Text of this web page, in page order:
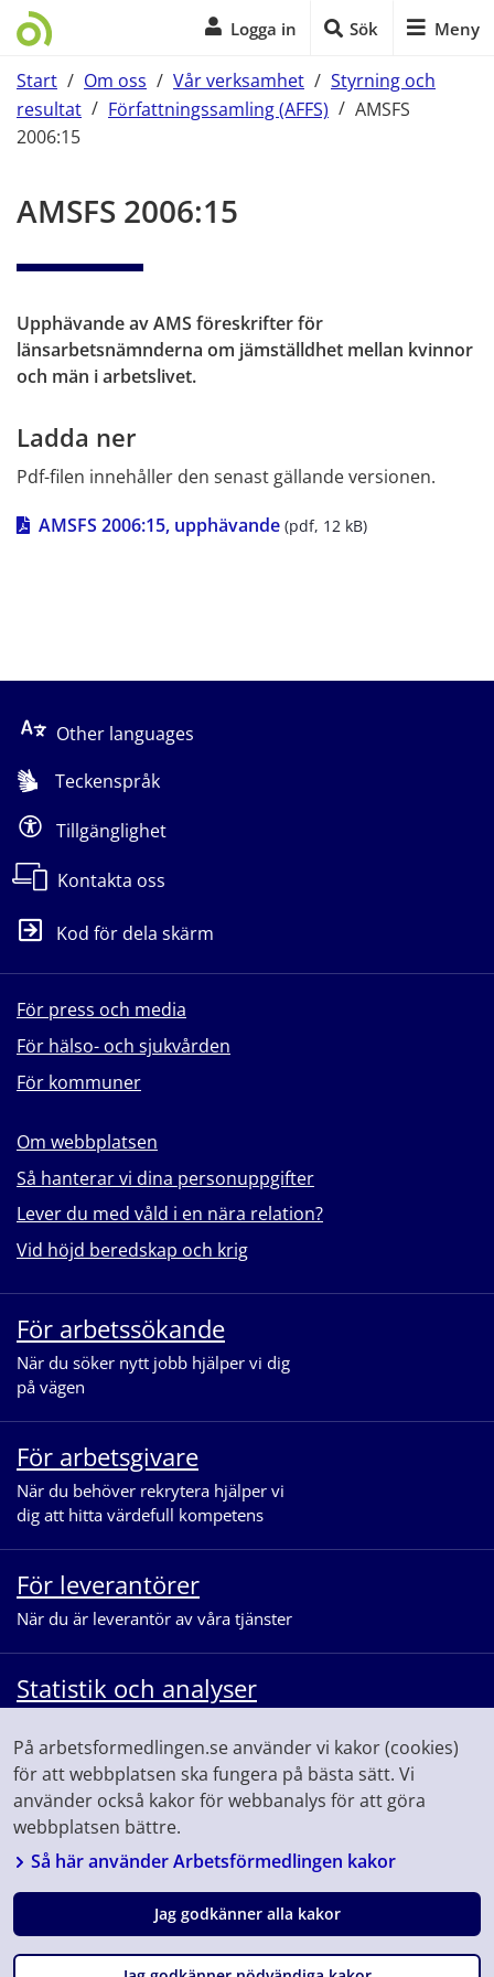
På arbetsformedlingen.se använder vi kakor (cookies)
för att webbplatsen ska fungera på bästa sätt. Vi
använder också kakor för webbanalys för att göra
webbplatsen bättre.
Så här använder Arbetsförmedlingen kakor
Jag godkänner alla kakor
Logga in Sök Meny
Start / Om oss / Vår verksamhet / Styrning och
resultat / Författningssamling (AFFS) / AMSFS
2006:15
AMSFS 2006:15
Upphävande av AMS föreskrifter för
länsarbetsnämnderna om jämställdhet mellan kvinnor
och män i arbetslivet.
Ladda ner
Pdf-filen innehåller den senast gällande versionen.
AMSFS 2006:15, upphävandepdf, 12 kB.
(pdf, 12 kB)
Other languages
Teckenspråk
Tillgänglighet
Kontakta oss
Kod för dela skärm
För press och media
För hälso- och sjukvården
För kommuner
Om webbplatsen
Så hanterar vi dina personuppgifter
Lever du med våld i en nära relation?
Vid höjd beredskap och krig
För arbetssökande
När du söker nytt jobb hjälper vi dig
på vägen
För arbetsgivare
När du behöver rekrytera hjälper vi
dig att hitta värdefull kompetens
För leverantörer
När du är leverantör av våra tjänster
Statistik och analyser
våra analyser för arbetsmarknaden
Följ oss på Facebook Linkedin Youtube Instagram